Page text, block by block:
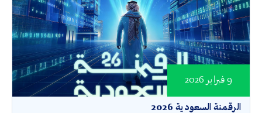
الرقمنة السعودية 2026
9 فبراير 2026